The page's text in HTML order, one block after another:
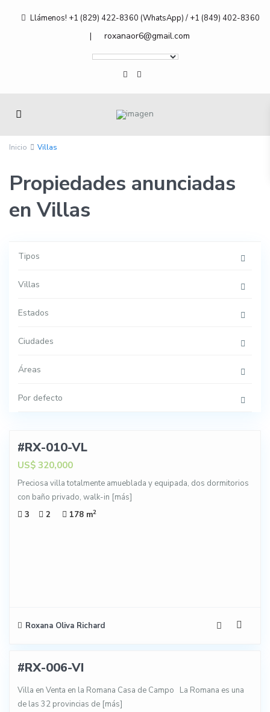
Llámenos! +1 (829) 422-8360 (WhatsApp) / +1 (849) 402-8360
|
roxanaor6@gmail.com
Inicio Villas
Propiedades anunciadas
en Villas
Tipos
Villas
Estados
Ciudades
Áreas
Por defecto
#RX-010-VL
US$ 320,000
Preciosa villa totalmente amueblada y equipada, dos dormitorios
con baño privado, walk-in [más]
3
2 178 m2
Roxana Oliva Richard
#RX-006-VI
Villa en Venta en la Romana Casa de Campo La Romana es una
de las 32 provincias de [más]